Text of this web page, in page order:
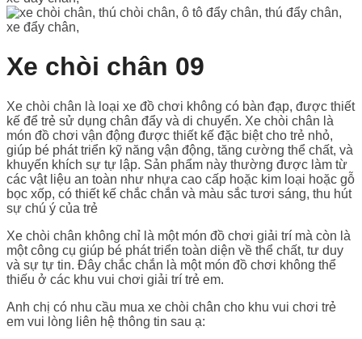
Xe chòi chân 09
Xe chòi chân là loại xe đồ chơi không có bàn đạp, được thiết
kế để trẻ sử dụng chân đẩy và di chuyển. Xe chòi chân là
món đồ chơi vận động được thiết kế đặc biệt cho trẻ nhỏ,
giúp bé phát triển kỹ năng vận động, tăng cường thể chất, và
khuyến khích sự tự lập. Sản phẩm này thường được làm từ
các vật liệu an toàn như nhựa cao cấp hoặc kim loại hoặc gỗ
bọc xốp, có thiết kế chắc chắn và màu sắc tươi sáng, thu hút
sự chú ý của trẻ
Xe chòi chân không chỉ là một món đồ chơi giải trí mà còn là
một công cụ giúp bé phát triển toàn diện về thể chất, tư duy
và sự tự tin. Đây chắc chắn là một món đồ chơi không thể
thiếu ở các khu vui chơi giải trí trẻ em.
Anh chị có nhu cầu mua xe chòi chân cho khu vui chơi trẻ
em vui lòng liên hệ thông tin sau ạ: